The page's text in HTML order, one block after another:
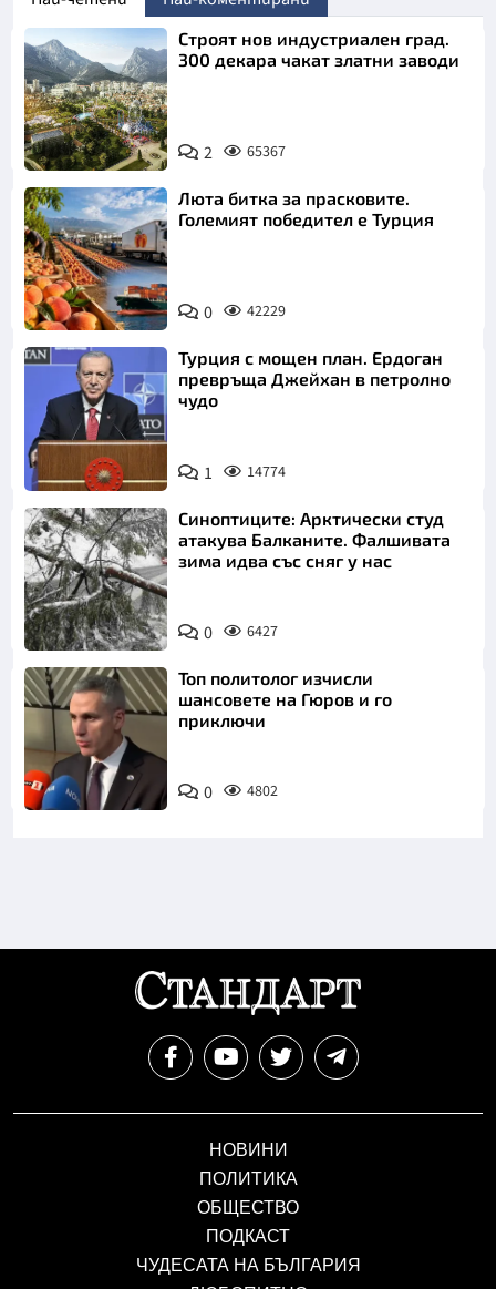
Строят нов индустриален град.
300 декара чакат златни заводи
2 65367
Люта битка за прасковите.
Големият победител е Турция
0 42229
Турция с мощен план. Ердоган
превръща Джейхан в петролно
чудо
1 14774
Синоптиците: Арктически студ
атакува Балканите. Фалшивата
зима идва със сняг у нас
0 6427
Топ политолог изчисли
шансовете на Гюров и го
приключи
0 4802
НОВИНИ
ПОЛИТИКА
ОБЩЕСТВО
ПОДКАСТ
ЧУДЕСАТА НА БЪЛГАРИЯ